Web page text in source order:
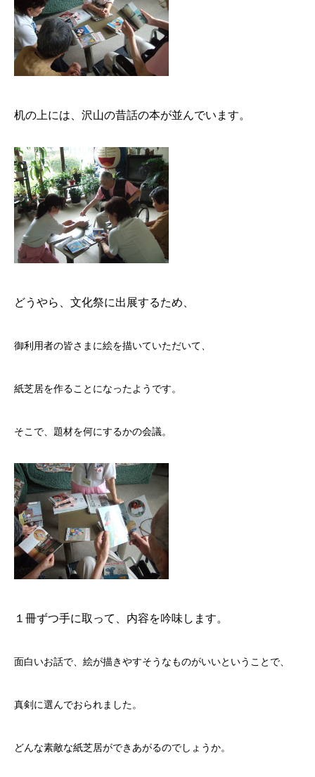
机の上には、沢山の昔話の本が並んでいます。
どうやら、文化祭に出展するため、
御利用者の皆さまに絵を描いていただいて、
紙芝居を作ることになったようです。
そこで、題材を何にするかの会議。
１冊ずつ手に取って、内容を吟味します。
面白いお話で、絵が描きやすそうなものがいいということで、
真剣に選んでおられました。
どんな素敵な紙芝居ができあがるのでしょうか。